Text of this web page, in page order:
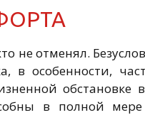
не отменял.
в особенности,
в полной